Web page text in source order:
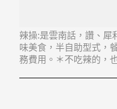
辣操:是雲南話，讚、犀
味美食，半自助型式，
務費用。＊不吃辣的，